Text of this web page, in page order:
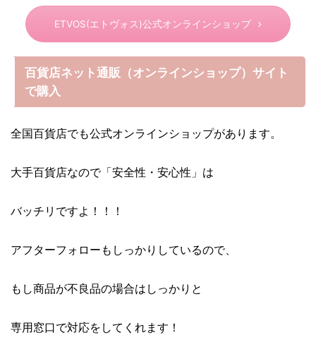
ETVOS(エトヴォス)公式オンラインショップ
百貨店ネット通販（オンラインショップ）サイト
で購入
全国百貨店でも公式オンラインショップがあります。
大手百貨店なので「安全性・安心性」は
バッチリですよ！！！
アフターフォローもしっかりしているので、
もし商品が不良品の場合はしっかりと
専用窓口で対応をしてくれます！